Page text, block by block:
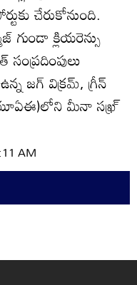
చేరుకోనుంది.
గుండా క్లియరెన్సు
జగ్‌ విక్రమ్‌, గ్రీన్‌
మీనా సఖ్ర్‌
AM